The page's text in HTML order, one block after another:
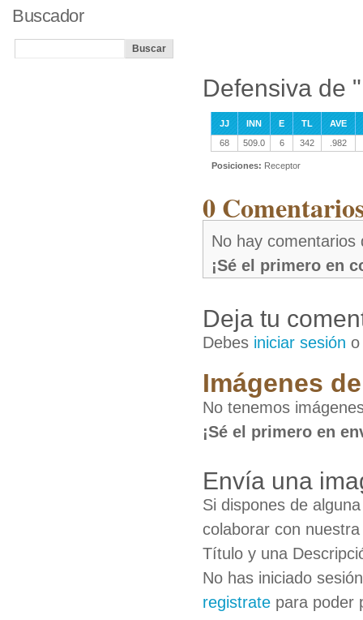
Defensiva de
JJ INN E TL
AVE
68
509.0 6 342 .982
Posiciones: Receptor
0
No hay comentarios
¡Sé el primero en
Deja tu
Debes iniciar sesión
Imágenes
No tenemos
¡Sé el primero en
Envía una
Si dispones de
colaborar con
Título y una
No has iniciado
registrate para poder
Buscador